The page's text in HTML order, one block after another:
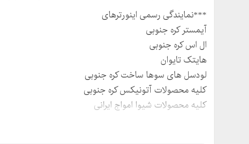
***نمایندگی رسمی اینورترهای
آیمستر کره جنوبی
ال اس کره جنوبی
هایتک تایوان
لودسل های سوها ساخت کره جنوبی
کلیه محصولات آتونیکس کره جنوبی
کلیه محصولات شیوا امواج ایرانی
کلیدهای مینیاتوری، کنتاکتور، کلیدهای اتوماتیک، کلید